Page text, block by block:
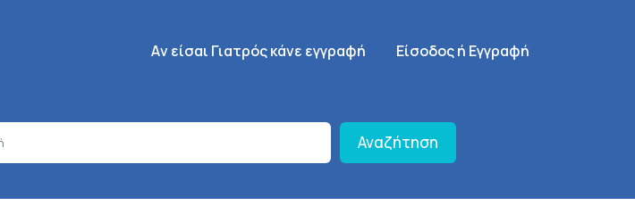
Κεντρική πλοήγηση
Aν είσαι Γιατρός κάνε εγγραφή SignUp Menu
Είσοδος ή Εγγραφή
Αναζήτηση